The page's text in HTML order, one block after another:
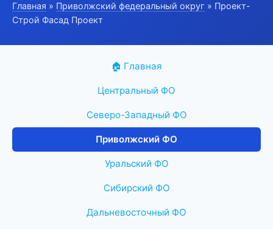
Главная » Приволжский федеральный округ » Проект-
Строй Фасад Проект
🏠 Главная
Центральный ФО
Северо-Западный ФО
Приволжский ФО
Уральский ФО
Сибирский ФО
Дальневосточный ФО